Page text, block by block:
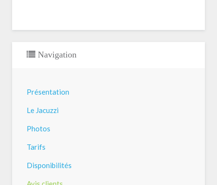
Navigation
Présentation
Le Jacuzzi
Photos
Tarifs
Disponibilités